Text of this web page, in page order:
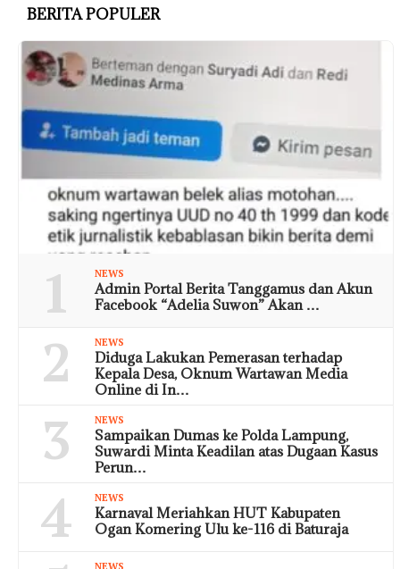
BERITA POPULER
1 NEWS
Admin Portal Berita Tanggamus dan Akun
Facebook “Adelia Suwon” Akan …
2 NEWS
Diduga Lakukan Pemerasan terhadap
Kepala Desa, Oknum Wartawan Media
Online di In…
3 NEWS
Sampaikan Dumas ke Polda Lampung,
Suwardi Minta Keadilan atas Dugaan Kasus
Perun…
4 NEWS
Karnaval Meriahkan HUT Kabupaten
Ogan Komering Ulu ke-116 di Baturaja
NEWS